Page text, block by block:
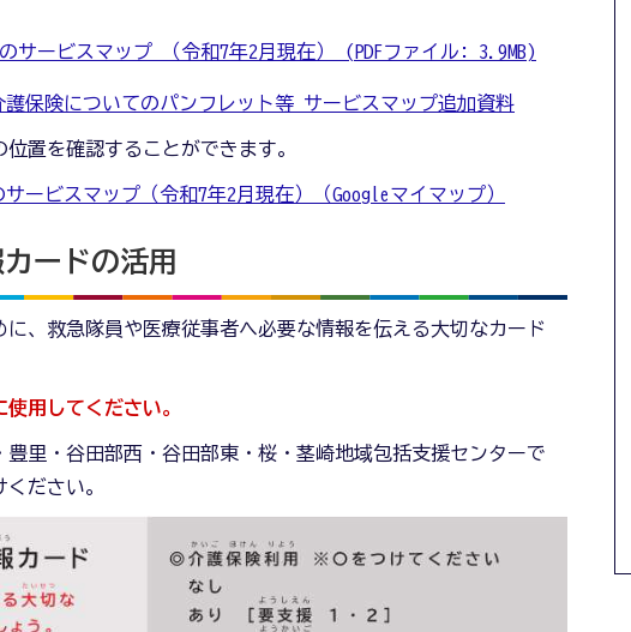
サービスマップ （令和7年2月現在） (PDFファイル: 3.9MB)
護保険についてのパンフレット等 サービスマップ追加資料
置を確認することができます。
ービスマップ（令和7年2月現在）（Googleマイマップ）
ードの活用
、救急隊員や医療従事者へ必要な情報を伝える大切なカード
用してください。
里・谷田部西・谷田部東・桜・茎崎地域包括支援センターで
ださい。